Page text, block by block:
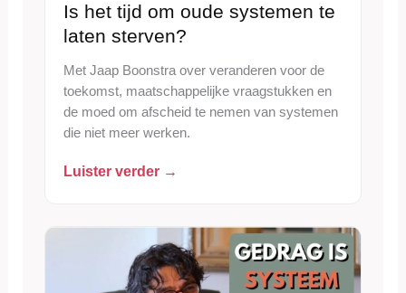
Is het tijd om oude systemen te
laten sterven?
Met Jaap Boonstra over veranderen voor de
toekomst, maatschappelijke vraagstukken en
de moed om afscheid te nemen van systemen
die niet meer werken.
Luister verder →